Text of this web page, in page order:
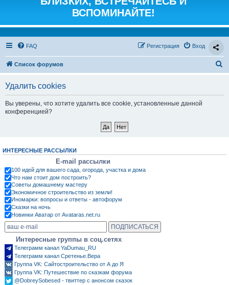
ВСПОМИНАЙТЕ!
FAQ Вход
Регистрация
Список форумов
Удалить cookies
Вы уверены, что хотите удалить все cookie, установленные данной
конференцией?
ИНТЕРЕСНЫЕ РАССЫЛКИ
E-mail рассылки
100 идей для вашего сада, огорода, участка и дома
Что нам стоит дом построить?
Советы домашнему мастеру
Экономичное строительство из земли!
Иномарки: вопросы и ответы - автофорум
Сказки на ночь
Новинки Аватар от Avataras.net.ru
Интересные группы в соц.сетях
Телеграмм канал YaDumau_RU
Телеграмм канал Сретенье.Вера
Группа VK: Сайтостроительство от А до Я
Группа VK: Путешествие по сказкам форума
@DobreySobesed - твиттер с анонсом сказок